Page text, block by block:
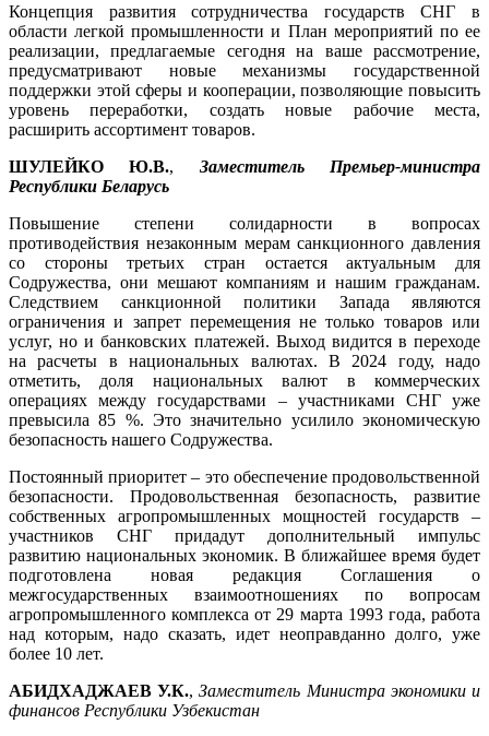
Концепция развития сотрудничества государств СНГ в
области легкой промышленности и План мероприятий по ее
реализации, предлагаемые сегодня на ваше рассмотрение,
предусматривают новые механизмы государственной
поддержки этой сферы и кооперации, позволяющие повысить
уровень переработки, создать новые рабочие места,
расширить ассортимент товаров.
ШУЛЕЙКО Ю.В., Заместитель Премьер-министра
Республики Беларусь
Повышение степени солидарности в вопросах
противодействия незаконным мерам санкционного давления
со стороны третьих стран остается актуальным для
Содружества, они мешают компаниям и нашим гражданам.
Следствием санкционной политики Запада являются
ограничения и запрет перемещения не только товаров или
услуг, но и банковских платежей. Выход видится в переходе
на расчеты в национальных валютах. В 2024 году, надо
отметить, доля национальных валют в коммерческих
операциях между государствами – участниками СНГ уже
превысила 85 %. Это значительно усилило экономическую
безопасность нашего Содружества.
Постоянный приоритет – это обеспечение продовольственной
безопасности. Продовольственная безопасность, развитие
собственных агропромышленных мощностей государств –
участников СНГ придадут дополнительный импульс
развитию национальных экономик. В ближайшее время будет
подготовлена новая редакция Соглашения о
межгосударственных взаимоотношениях по вопросам
агропромышленного комплекса от 29 марта 1993 года, работа
над которым, надо сказать, идет неоправданно долго, уже
более 10 лет.
АБИДХАДЖАЕВ У.К.,Заместитель Министра экономики и
финансов Республики Узбекистан